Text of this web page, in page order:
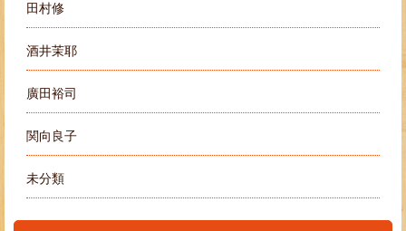
田村修
酒井茉耶
廣田裕司
関向良子
未分類